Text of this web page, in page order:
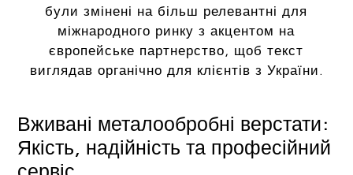
були змінені на більш релевантні для
міжнародного ринку з акцентом на
європейське партнерство, щоб текст
виглядав органічно для клієнтів з України.
Вживані металообробні верстати:
Якість, надійність та професійний